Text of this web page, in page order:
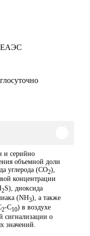
и серийно
объемной доли
углерода (СО2),
концентрации
2S), диоксида
(NН3), а также
2-C10) в воздухе
сигнализации о
значений.